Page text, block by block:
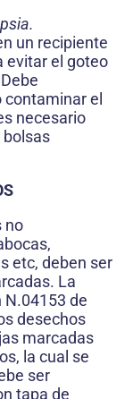
un recipiente
evitar el goteo
el
necesario
bolsas
no
etc, deben ser
La
N.04153 de
desechos
marcadas
la cual se
ser
tapa de